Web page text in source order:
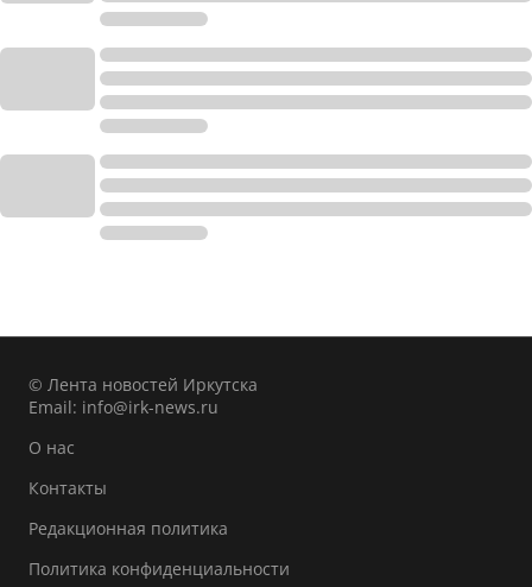
© Лента новостей Иркутска
Email: info@irk-news.ru
О нас
Контакты
Редакционная политика
Политика конфиденциальности